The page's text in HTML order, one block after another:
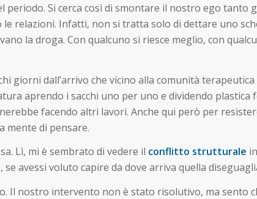
periodo. Si cerca così di smontare il nostro ego
relazioni. Infatti, non si tratta solo di dettare uno
la droga. Con qualcuno si riesce meglio, con
giorni dall’arrivo che vicino alla comunità terapeutica
aprendo i sacchi uno per uno e dividendo
facendo altri lavori. Anche qui però per
mente di pensare.
Lì, mi è sembrato di vedere il conflitto strutturale
se avessi voluto capire da dove arriva quella
Il nostro intervento non è stato risolutivo, ma sento